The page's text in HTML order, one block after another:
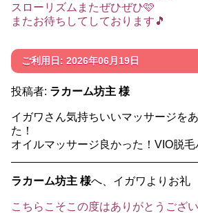
スローリズムまたぜひぜひ🩷
またお待ちしてしております🎵
ご利用日: 2026年06月19日
投稿者: ラカーム坊主 様
イガワさん気持ちいいマッサージを
た！
オイルマッサージ良かった！VIO脱毛
ラカーム坊主 様へ、イガワよりお礼
こちらこそこの度はありがとうござ